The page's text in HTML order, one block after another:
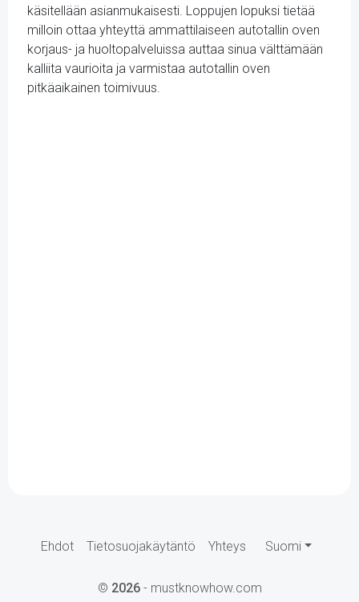
käsitellään asianmukaisesti. Loppujen lopuksi tietää
milloin ottaa yhteyttä ammattilaiseen autotallin oven
korjaus- ja huoltopalveluissa auttaa sinua välttämään
kalliita vaurioita ja varmistaa autotallin oven
pitkäaikainen toimivuus.
Ehdot Tietosuojakäytäntö Yhteys Suomi
© 2026- mustknowhow.com